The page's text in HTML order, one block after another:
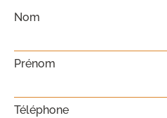
Nom
Prénom
Téléphone